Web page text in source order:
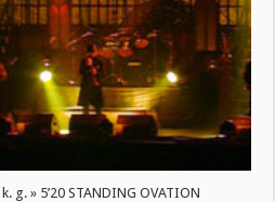
2019
5’20 STANDING OVATION